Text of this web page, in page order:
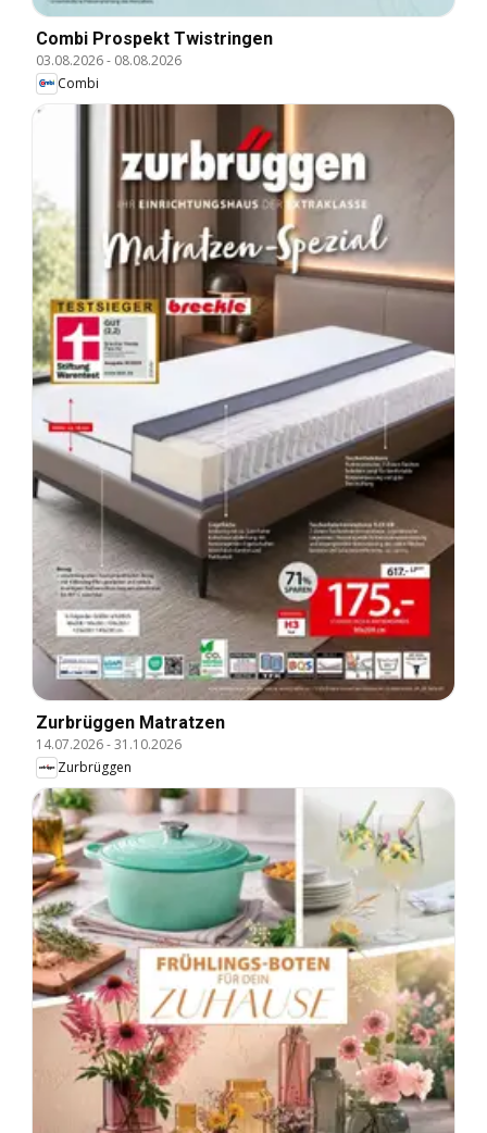
Combi Prospekt Twistringen
03.08.2026- 08.08.2026
Combi
Zurbrüggen Matratzen
14.07.2026-31.10.2026
Zurbrüggen